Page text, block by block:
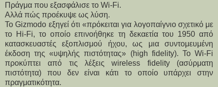
Πράγμα που εξασφάλισε το Wi-Fi.
Αλλά πώς προέκυψε ως λύση.
Το Gizmodo εξηγεί ότι «πρόκειται για λογοπαίγνιο σχετικό με
το Hi-Fi, το οποίο επινοήθηκε τη δεκαετία του 1950 από
κατασκευαστές εξοπλισμού ήχου, ως μια συντομευμένη
έκδοση της «υψηλής πιστότητας» (high fidelity). Το Wi-Fi
προκύπτει από τις λέξεις wireless fidelity (ασύρματη
πιστότητα) που δεν είναι κάτι το οποίο υπάρχει στην
πραγματικότητα.